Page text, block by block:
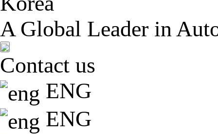
A Global Leader in
Contact us
ENG
ENG